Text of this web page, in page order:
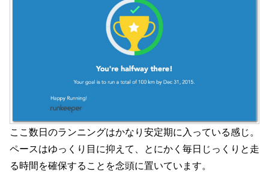
ここ数日のランニングはかなり安定期に入っている感じ。
ペースはゆっくり目に抑えて、とにかく毎日じっくりと走
る時間を確保することを念頭に置いています。